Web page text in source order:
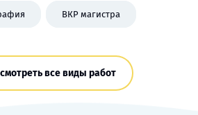
ВКР магистра
все виды работ